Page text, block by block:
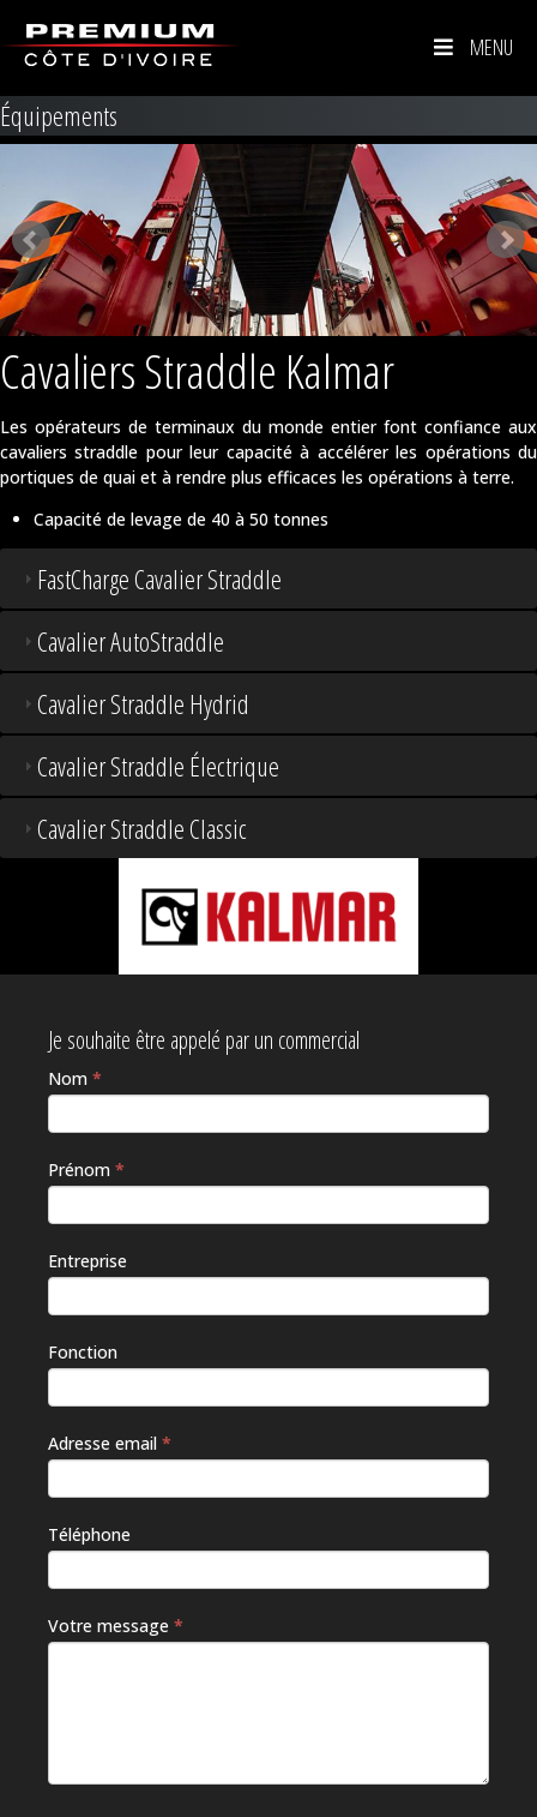
MENU
Équipements
Cavaliers Straddle Kalmar
Les opérateurs de terminaux du monde entier font confiance aux
cavaliers straddle pour leur capacité à accélérer les opérations du
portiques de quai et à rendre plus efficaces les opérations à terre.
Capacité de levage de 40 à 50 tonnes
FastCharge Cavalier Straddle
Cavalier AutoStraddle
Cavalier Straddle Hydrid
Cavalier Straddle Électrique
Cavalier Straddle Classic
Je souhaite être appelé par un commercial
Nom *
Prénom *
Entreprise
Fonction
Adresse email *
Téléphone
Votre message *
Si vous
êtes un
humain,
remplissez
champ.